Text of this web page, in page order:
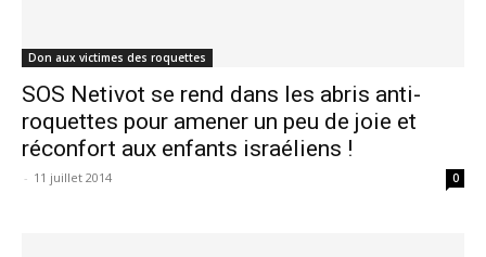
Don aux victimes des roquettes
SOS Netivot se rend dans les abris anti-
roquettes pour amener un peu de joie et
réconfort aux enfants israéliens !
- 11 juillet 2014 0